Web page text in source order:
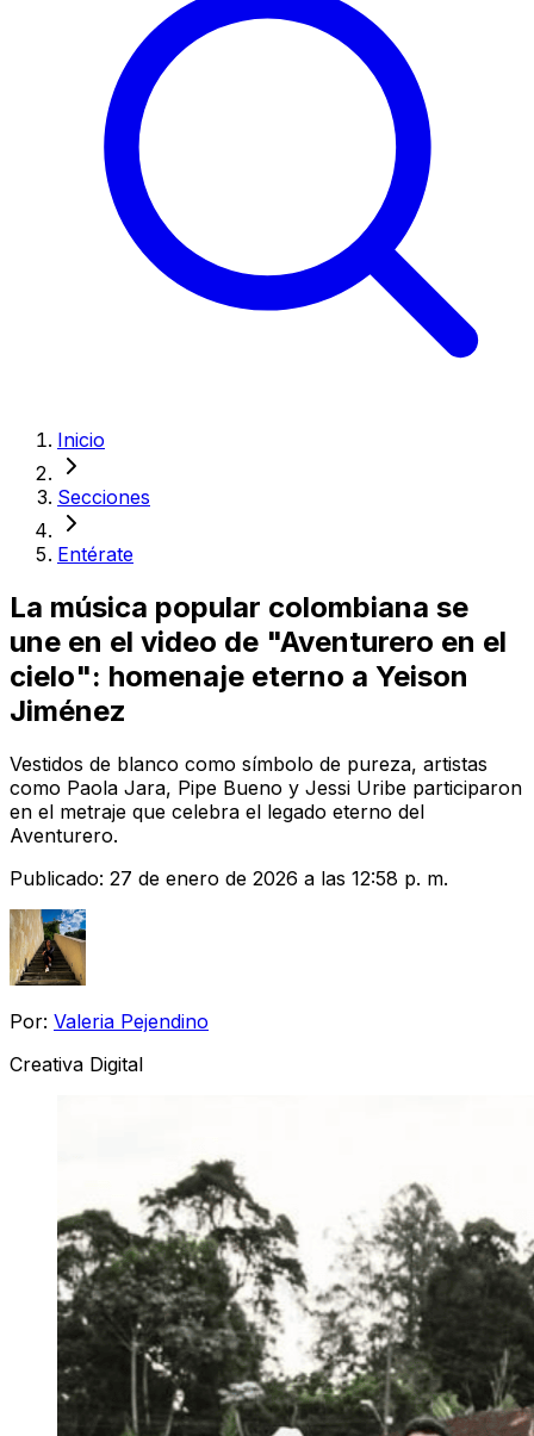
Inicio
Secciones
Entérate
La música popular colombiana se
une en el video de "Aventurero en el
cielo": homenaje eterno a Yeison
Jiménez
Vestidos de blanco como símbolo de pureza, artistas
como Paola Jara, Pipe Bueno y Jessi Uribe participaron
en el metraje que celebra el legado eterno del
Aventurero.
Publicado: 27 de enero de 2026 a las 12:58 p. m.
Por: Valeria Pejendino
Creativa Digital